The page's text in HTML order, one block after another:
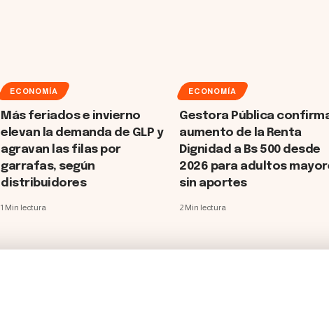
ECONOMÍA
Más feriados e invierno
elevan la demanda de GLP y
agravan las filas por
garrafas, según
distribuidores
1 Min lectura
ECONOMÍA
Gestora Pública
aumento de la Renta
Dignidad a Bs 500 desde
2026 para adultos
sin aportes
2 Min lectura